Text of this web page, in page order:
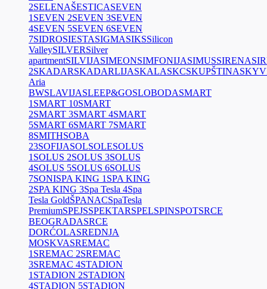
2SELENAŠESTICASEVEN
1 SEVEN 2SEVEN 3SEVEN
4SEVEN 5SEVEN 6SEVEN
7SIDROSIESTASIGMASIKSSilicon
ValleySILVERSilver
apartmentSILVIJASIMEONSIMFONIJASIMUSSIRENA
2SKADARSKADARLIJASKALASKCSKUPŠTINA
Aria
BWSLAVIJASLEEP&GOSLOBODASMART
1 SMART 10SMART
2SMART 3SMART 4SMART
5SMART 6SMART 7SMART
8SMITHSOBA
23SOFIJASOLSOLESOLUS
1 SOLUS 2SOLUS 3SOLUS
4SOLUS 5SOLUS 6SOLUS
7SONISPA KING 1 SPA KING
2SPA KING 3Spa Tesla 4Spa
Tesla GoldŠPANACSpaTesla
PremiumSPEJSSPEKTARSPELSPINSPOTSRCE
BEOGRADASRCE
DORĆOLASREDNJA
MOSKVASREMAC
1 SREMAC 2SREMAC
3SREMAC 4STADION
1 STADION 2STADION
4STADION 5STADION